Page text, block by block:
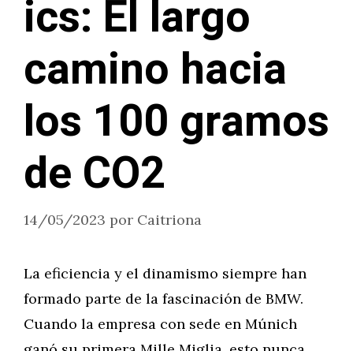
ics: El largo
camino hacia
los 100 gramos
de CO2
14/05/2023 por Caitriona
La eficiencia y el dinamismo siempre han
formado parte de la fascinación de BMW.
Cuando la empresa con sede en Múnich